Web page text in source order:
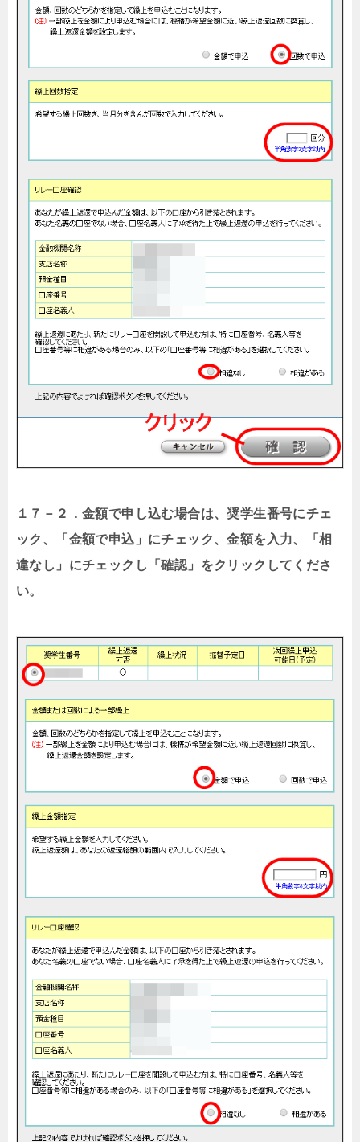
１７－２．金額で申し込む場合は、奨学生番号にチェ
ック、「金額で申込」にチェック、金額を入力、「相
違なし」にチェックし「確認」をクリックしてくださ
い。